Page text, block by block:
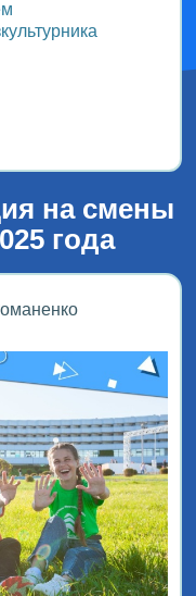
на смены
года